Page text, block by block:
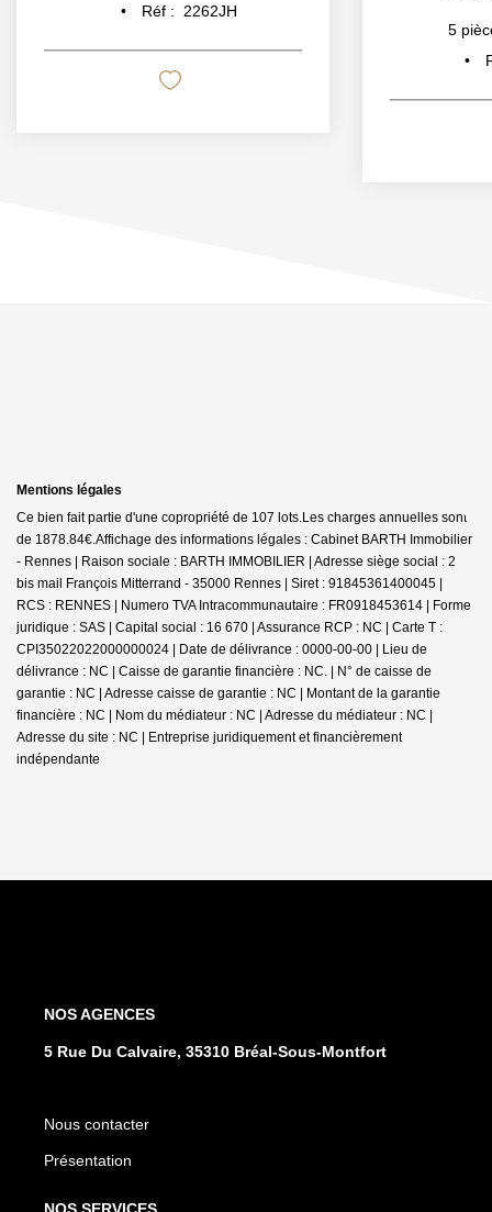
Réf :
2262JH
5
Mentions légales
Ce bien fait partie d'une copropriété de 107 lots.Les charges annuelles sont
de 1878.84€.Affichage des informations légales : Cabinet BARTH Immobilier
- Rennes | Raison sociale : BARTH IMMOBILIER | Adresse siège social : 2
bis mail François Mitterrand - 35000 Rennes | Siret : 91845361400045 |
RCS : RENNES | Numero TVA Intracommunautaire : FR0918453614 | Forme
juridique : SAS | Capital social : 16 670 | Assurance RCP : NC | Carte T :
CPI35022022000000024 | Date de délivrance : 0000-00-00 | Lieu de
délivrance : NC | Caisse de garantie financière : NC. | N° de caisse de
garantie : NC | Adresse caisse de garantie : NC | Montant de la garantie
financière : NC | Nom du médiateur : NC | Adresse du médiateur : NC |
Adresse du site : NC | Entreprise juridiquement et financièrement
indépendante
NOS AGENCES
5 Rue Du Calvaire, 35310 Bréal-Sous-Montfort
Nous contacter
Présentation